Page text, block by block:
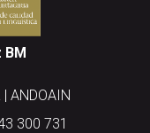
ANDOAIN
300 731